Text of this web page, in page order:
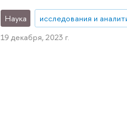
Наука
исследования и
19 декабря, 2023 г.